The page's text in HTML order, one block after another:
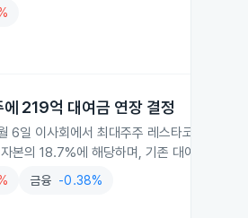
219억 대여금 연장 결정
6일 이사회에서 최대주주 레스타코퍼레이
본의 18.7%에 해당하며, 기존 대여금 기간
금융 -0.38%